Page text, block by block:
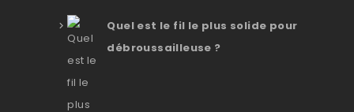
Quel est le fil le plus solide pour
débroussailleuse ?